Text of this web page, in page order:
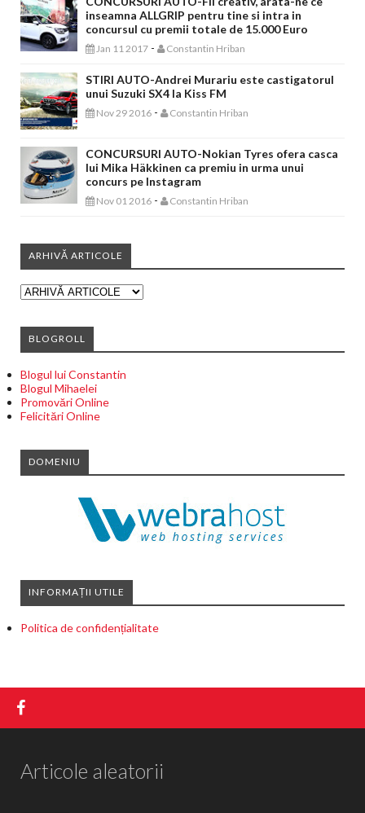
inseamna ALLGRIP pentru tine si intra in
concursul cu premii totale de 15.000 Euro
Jan 11 2017 - Constantin Hriban
STIRI AUTO-Andrei Murariu este castigatorul
unui Suzuki SX4 la Kiss FM
Nov 29 2016 - Constantin Hriban
CONCURSURI AUTO-Nokian Tyres ofera casca
lui Mika Häkkinen ca premiu in urma unui
concurs pe Instagram
Nov 01 2016 - Constantin Hriban
ARHIVĂ ARTICOLE
BLOGROLL
Blogul lui Constantin
Blogul Mihaelei
Promovări Online
Felicitări Online
DOMENIU
INFORMAȚII UTILE
Politica de confidențialitate
Articole aleatorii